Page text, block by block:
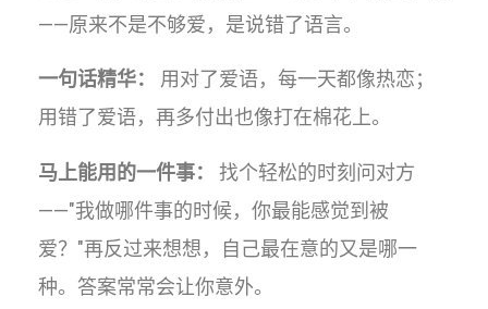
——原来不是不够爱，是说错了语言。
一句话精华：
用对了爱语，每一天都像热恋；
用错了爱语，再多付出也像打在棉花上。
马上能用的一件事：
找个轻松的时刻问对方
——"我做哪件事的时候，你最能感觉到被
爱？"再反过来想想，自己最在意的又是哪一
种。答案常常会让你意外。